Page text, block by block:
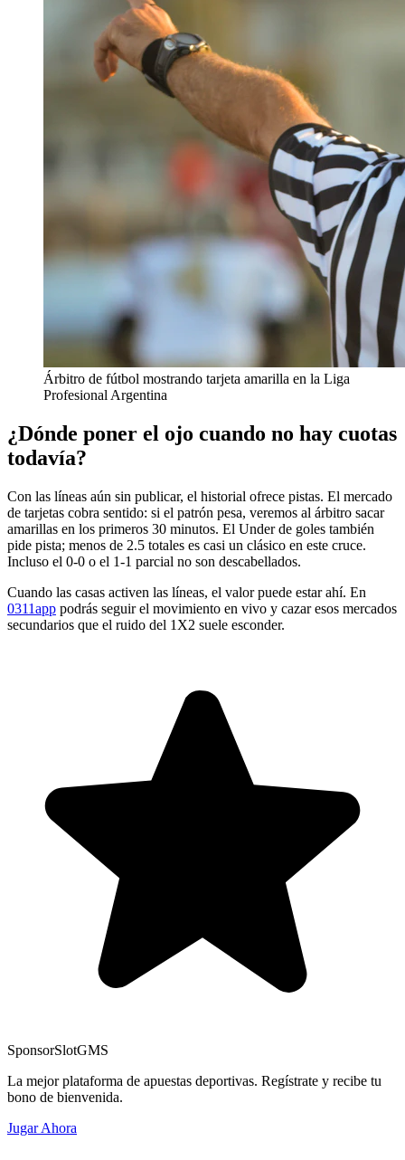
Árbitro de fútbol mostrando tarjeta amarilla en la Liga
Profesional Argentina
¿Dónde poner el ojo cuando no hay cuotas
todavía?
Con las líneas aún sin publicar, el historial ofrece pistas. El mercado
de tarjetas cobra sentido: si el patrón pesa, veremos al árbitro sacar
amarillas en los primeros 30 minutos. El Under de goles también
pide pista; menos de 2.5 totales es casi un clásico en este cruce.
Incluso el 0-0 o el 1-1 parcial no son descabellados.
Cuando las casas activen las líneas, el valor puede estar ahí. En
0311app podrás seguir el movimiento en vivo y cazar esos mercados
secundarios que el ruido del 1X2 suele esconder.
SponsorSlotGMS
La mejor plataforma de apuestas deportivas. Regístrate y recibe tu
bono de bienvenida.
Jugar Ahora